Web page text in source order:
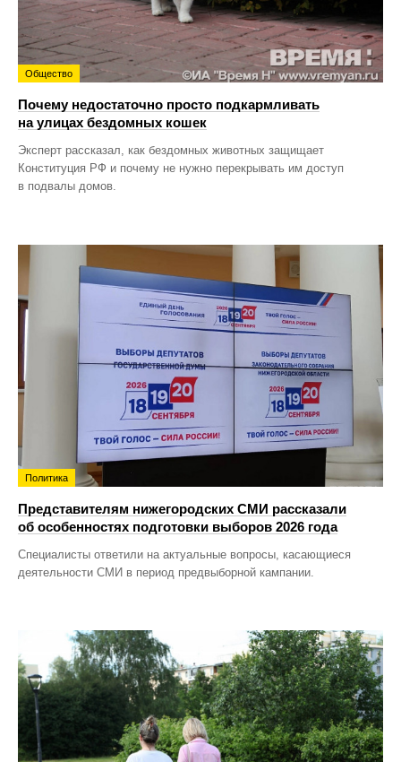
Общество
Почему недостаточно просто подкармливать
на улицах бездомных кошек
Эксперт рассказал, как бездомных животных защищает
Конституция РФ и почему не нужно перекрывать им доступ
в подвалы домов.
Политика
Представителям нижегородских СМИ рассказали
об особенностях подготовки выборов 2026 года
Специалисты ответили на актуальные вопросы, касающиеся
деятельности СМИ в период предвыборной кампании.